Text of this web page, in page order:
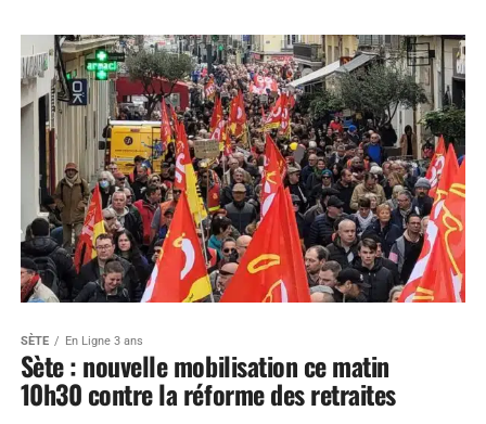
SÈTE En Ligne 3 ans
Sète : nouvelle mobilisation ce matin
10h30 contre la réforme des retraites